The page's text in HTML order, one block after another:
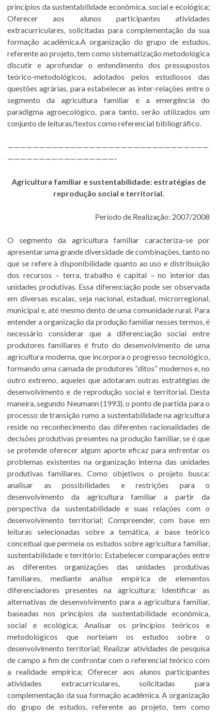
princípios da sustentabilidade econômica, social e ecológica;
Oferecer aos alunos participantes atividades
extracurriculares, solicitadas para complementação da sua
formação acadêmica.A organização do grupo de estudos,
referente ao projeto, tem como sistematização metodológica
discutir e aprofundar o entendimento dos pressupostos
teórico-metodológicos, adotados pelos estudiosos das
questões agrárias, para estabelecer as inter-relações entre o
segmento da agricultura familiar e a emergência do
paradigma agroecológico, para tanto, serão utilizados um
conjunto de leituras/textos como referencial bibliográfico.
————————————————————————————————
—————————————————-
Agricultura familiar e sustentabilidade: estratégias de
reprodução social e territorial.
Período de Realização: 2007/2008
O segmento da agricultura familiar caracteriza-se por
apresentar uma grande diversidade de combinações, tanto no
que se refere à disponibilidade quanto ao uso e distribuição
dos recursos – terra, trabalho e capital – no interior das
unidades produtivas. Essa diferenciação pode ser observada
em diversas escalas, seja nacional, estadual, microrregional,
municipal e, até mesmo dento de uma comunidade rural. Para
entender a organização da produção familiar nesses termos, é
necessário considerar que a diferenciação social entre
produtores familiares é fruto do desenvolvimento de uma
agricultura moderna, que incorpora o progresso tecnológico,
formando uma camada de produtores “ditos” modernos e, no
outro extremo, aqueles que adotaram outras estratégias de
desenvolvimento e de reprodução social e territorial. Desta
maneira, segundo Neumann (1993), o ponto de partida para o
processo de transição rumo a sustentabilidade na agricultura
reside no reconhecimento das diferentes racionalidades de
decisões produtivas presentes na produção familiar, se é que
se pretende oferecer algum aporte eficaz para enfrentar os
problemas existentes na organização interna das unidades
produtivas familiares. Como objetivos o projeto busca:
analisar as possibilidades e restrições para o
desenvolvimento da agricultura familiar a partir da
perspectiva da sustentabilidade e suas relações com o
desenvolvimento territorial; Compreender, com base em
leituras selecionadas sobre a temática, a base teórico
conceitual que permeia os estudos sobre agricultura familiar,
sustentabilidade e território; Estabelecer comparações entre
as diferentes organizações das unidades produtivas
familiares, mediante análise empírica de elementos
diferenciadores presentes na agricultura; Identificar as
alternativas de desenvolvimento para a agricultura familiar,
baseadas nos princípios da sustentabilidade econômica,
social e ecológica; Analisar os princípios teóricos e
metodológicos que norteiam os estudos sobre o
desenvolvimento territorial; Realizar atividades de pesquisa
de campo a fim de confrontar com o referencial teórico com
a realidade empírica; Oferecer aos alunos participantes
atividades extracurriculares, solicitadas para
complementação da sua formação acadêmica. A organização
do grupo de estudos, referente ao projeto, tem como